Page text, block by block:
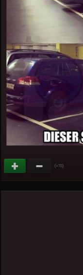
(+70)